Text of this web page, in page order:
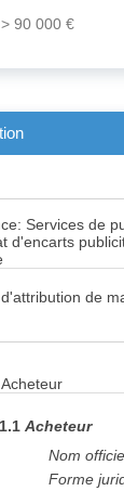
90 000 €
Services de
d'encarts
de
Acheteur
1.1Acheteur
Nom
Forme
1. Acheteur
2.